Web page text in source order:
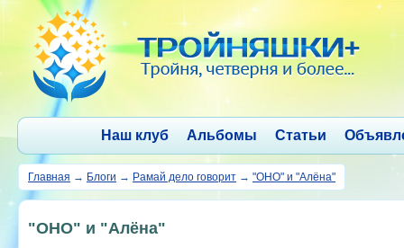
Наш клуб Альбомы Статьи
Главная → Блоги → Рамай дело говорит → "ОНО" и "Алёна"
"ОНО" и "Алёна"